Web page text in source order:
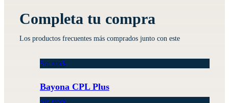
Completa tu compra
Los productos frecuentes más comprados junto con este
Sin stock
Bayona CPL Plus